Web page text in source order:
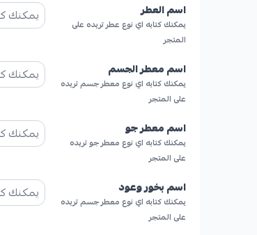
اسم العطر
يمكنك كتابه اي نوع عطر تريده على
المتجر
اسم معطر الجسم
يمكنك كتابه اي نوع معطر جسم تريده
على المتجر
اسم معطر جو
يمكنك كتابه اي نوع معطر جو تريده
على المتجر
اسم بخور وعود
يمكنك كتابه اي نوع معطر جسم تريده
على المتجر